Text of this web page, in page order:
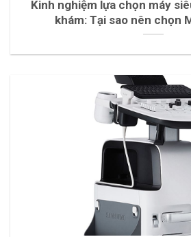
Kinh nghiệm lựa chọn máy
khám: Tại sao nên chọn